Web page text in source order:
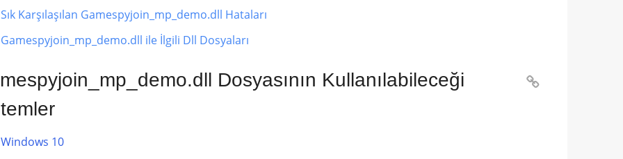
Sık Karşılaşılan Gamespyjoin_mp_demo.dll Hataları
Gamespyjoin_mp_demo.dll ile İlgili Dll Dosyaları
Dosyasının Kullanılabileceği

Windows 10